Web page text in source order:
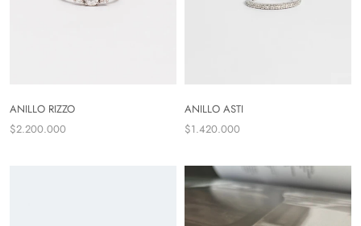
ANILLO RIZZO
$2.200.000
ANILLO ASTI
$1.420.000